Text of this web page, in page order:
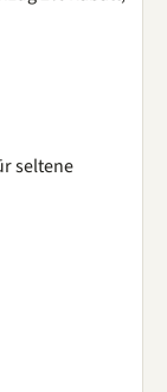
seltene